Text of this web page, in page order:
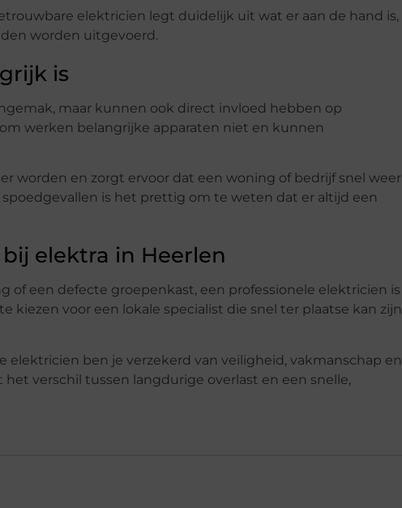
elektricien legt duidelijk uit wat er aan de hand is,
worden uitgevoerd.
is
maar kunnen ook direct invloed hebben op
werken belangrijke apparaten niet en kunnen
worden en zorgt ervoor dat een woning of bedrijf snel weer
is het prettig om te weten dat er altijd een
elektra in Heerlen
een defecte groepenkast, een professionele elektricien is
kiezen voor een lokale specialist die snel ter plaatse kan zijn
ben je verzekerd van veiligheid, vakmanschap en
verschil tussen langdurige overlast en een snelle,